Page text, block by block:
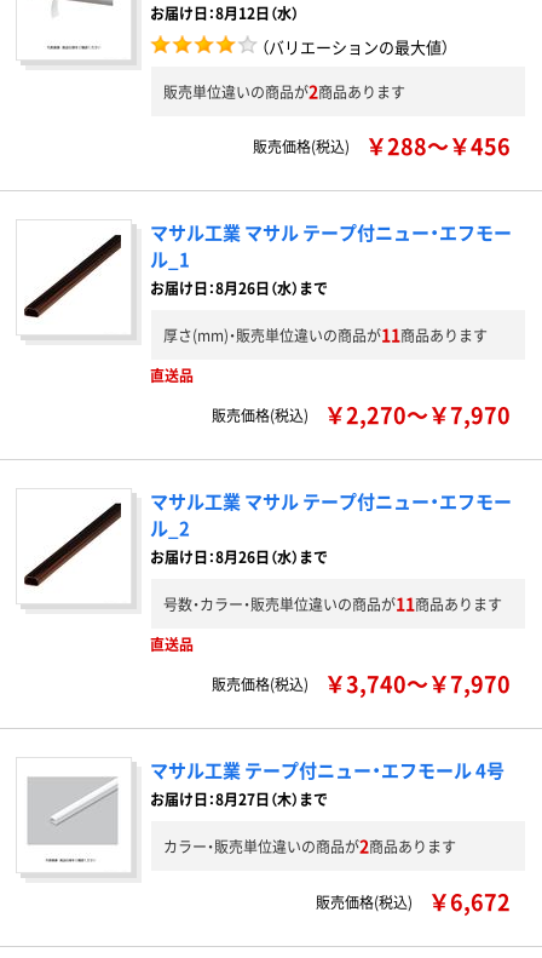
お届け日：8月12日（水）
（バリエーションの最大値）
販売単位違いの商品が2商品あります
販売価格(税込) ￥288～￥456
マサル工業 マサル テープ付ニュー・エフモー
ル_1
お届け日：8月26日（水）まで
厚さ(mm)・販売単位違いの商品が11商品あります
直送品
販売価格(税込)
￥2,270～￥7,970
マサル工業 マサル テープ付ニュー・エフモー
ル_2
お届け日：8月26日（水）まで
号数・カラー・販売単位違いの商品が11商品あります
直送品
販売価格(税込)
￥3,740～￥7,970
マサル工業 テープ付ニュー・エフモール 4号
お届け日：8月27日（木）まで
カラー・販売単位違いの商品が2商品あります
販売価格(税込) ￥6,672